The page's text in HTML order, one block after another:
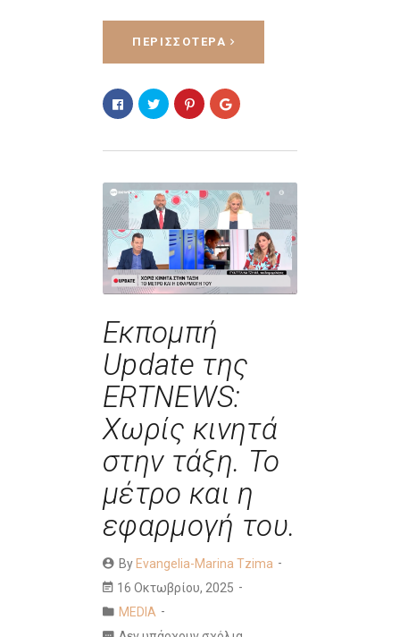
ΠΕΡΙΣΣΌΤΕΡΑ
Εκπομπή
Update της
ERTNEWS:
Χωρίς κινητά
στην τάξη. Το
μέτρο και η
εφαρμογή του.
By Evangelia-Marina Tzima
16 Οκτωβρίου, 2025
MEDIA